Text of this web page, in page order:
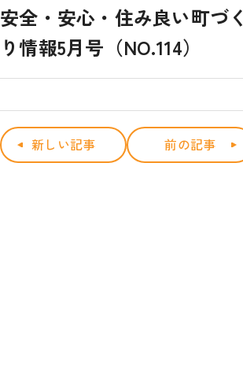
安全・安心・住み良い町づく
り情報5月号（NO.114）
新しい記事 前の記事